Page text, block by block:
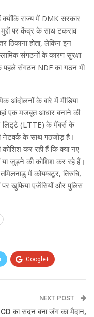
क्योंकि राज्य में DMK सरकार
पर केंद्र के साथ टकराव
होता, लेकिन इन
संगठनों के कारण सुरक्षा
पहले संगठन NDF का गठन भी
आंदोलनों के बारे में मीडिया
एक मजबूत आधार बनाने की
लिट्‌टे (LTTE) के मेंबर्स के
नेटवर्क के साथ गठजोड़ है।
कर रही हैं कि क्या नए
जुड़ने की कोशिश कर रहे हैं।
में कोयम्बटूर, तिरुचि,
खुफिया एजेंसियों और पुलिस
Google+
NEXT POST
का सदन बना जंग का मैदान,